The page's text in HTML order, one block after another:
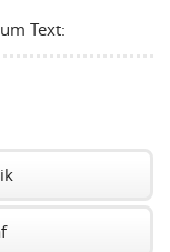
volume
Text: